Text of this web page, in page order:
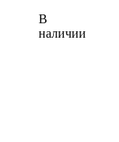
В
наличии